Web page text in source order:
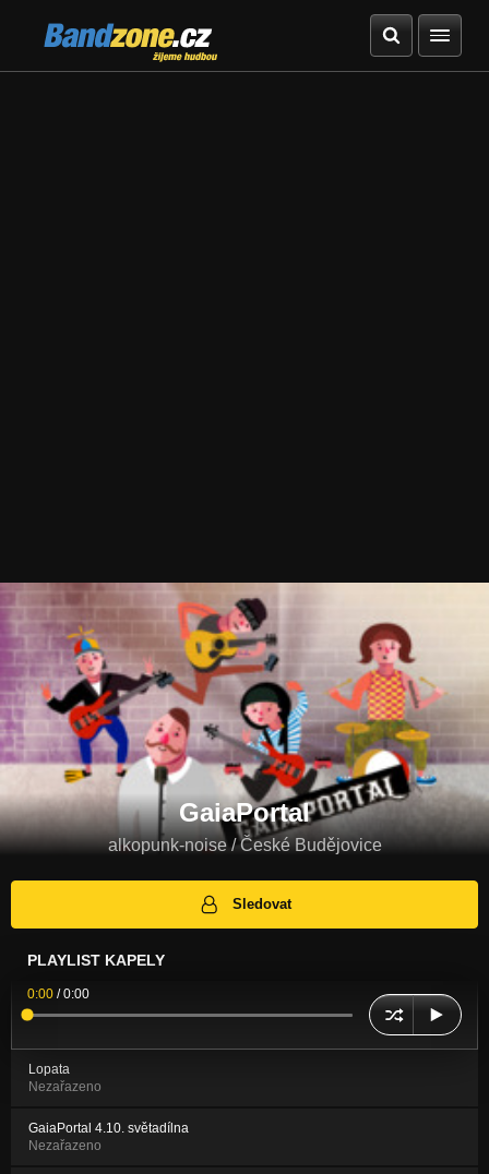
Bandzone.cz
žijeme hudbou
GaiaPortal
alkopunk-noise / České Budějovice
Sledovat
PLAYLIST KAPELY
0:00 /0:00
Lopata
Nezařazeno
GaiaPortal 4.10. světadílna
Nezařazeno